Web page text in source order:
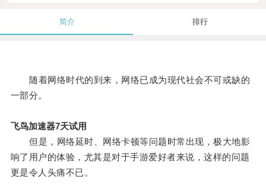
简介 排行
随着网络时代的到来，网络已成为现代社会不可或缺的
一部分。
飞鸟加速器7天试用
但是，网络延时、网络卡顿等问题时常出现，极大地影
响了用户的体验，尤其是对于手游爱好者来说，这样的问题
更是令人头痛不已。